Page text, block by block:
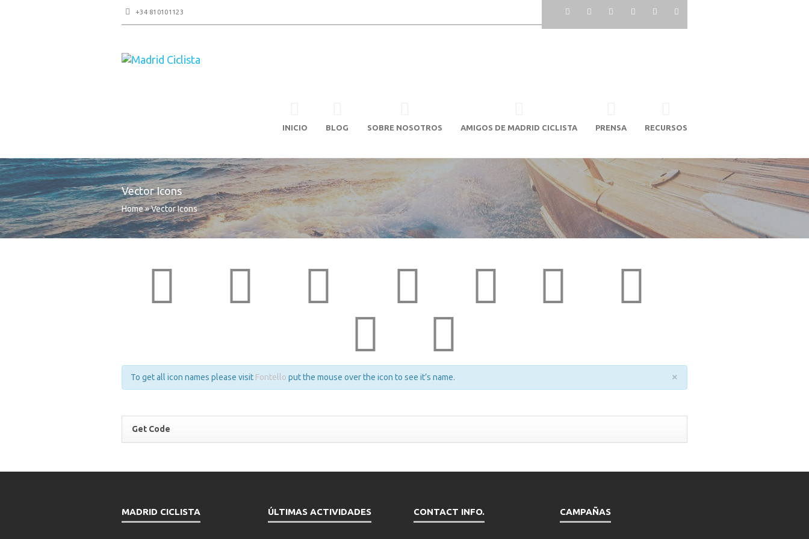
+34 810101123
INICIO BLOG SOBRE NOSOTROS AMIGOS DE MADRID CICLISTA PRENSA RECURSOS
Vector Icons
Home»Vector Icons
×
To get all icon names please visit Fontello put the mouse over the icon to see it’s name.
Get Code
MADRID CICLISTA ÚLTIMAS ACTIVIDADES CONTACT INFO. CAMPAÑAS